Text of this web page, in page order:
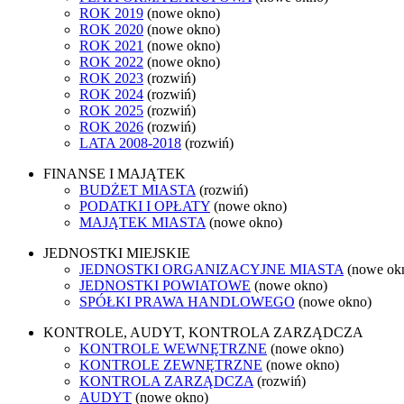
ROK 2019 (nowe okno)
ROK 2020 (nowe okno)
ROK 2021 (nowe okno)
ROK 2022 (nowe okno)
ROK 2023 (rozwiń)
ROK 2024 (rozwiń)
ROK 2025 (rozwiń)
ROK 2026 (rozwiń)
LATA 2008-2018 (rozwiń)
FINANSE I MAJĄTEK
BUDŻET MIASTA (rozwiń)
PODATKI I OPŁATY (nowe okno)
MAJĄTEK MIASTA (nowe okno)
JEDNOSTKI MIEJSKIE
JEDNOSTKI ORGANIZACYJNE MIASTA (nowe
JEDNOSTKI POWIATOWE (nowe okno)
SPÓŁKI PRAWA HANDLOWEGO (nowe okno)
KONTROLE, AUDYT, KONTROLA ZARZĄDCZA
KONTROLE WEWNĘTRZNE (nowe okno)
KONTROLE ZEWNĘTRZNE (nowe okno)
KONTROLA ZARZĄDCZA (rozwiń)
AUDYT (nowe okno)